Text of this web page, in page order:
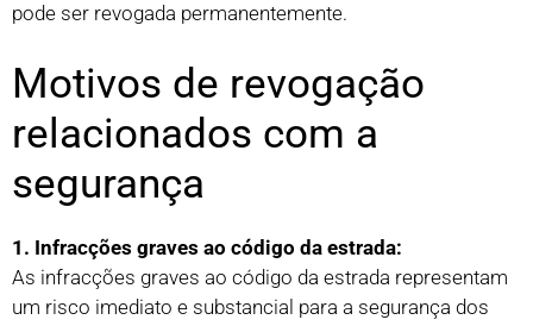
pode ser revogada permanentemente.
Motivos de revogação
relacionados com a
segurança
1. Infracções graves ao código da estrada:
As infracções graves ao código da estrada representam
um risco imediato e substancial para a segurança dos